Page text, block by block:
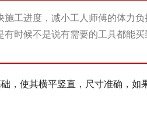
工进度，减小工人师傅的体力负
时候不是说有需要的工具都能买
，使其横平竖直，尺寸准确，如